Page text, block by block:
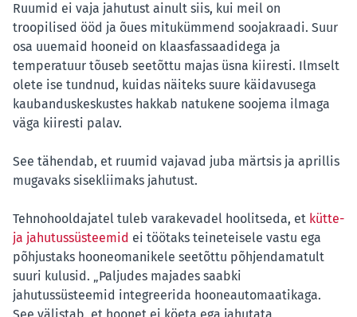
Ruumid ei vaja jahutust ainult siis, kui meil on
troopilised ööd ja õues mitukümmend soojakraadi. Suur
osa uuemaid hooneid on klaasfassaadidega ja
temperatuur tõuseb seetõttu majas üsna kiiresti. Ilmselt
olete ise tundnud, kuidas näiteks suure käidavusega
kaubanduskeskustes hakkab natukene soojema ilmaga
väga kiiresti palav.
See tähendab, et ruumid vajavad juba märtsis ja aprillis
mugavaks sisekliimaks jahutust.
Tehnohooldajatel tuleb varakevadel hoolitseda, et kütte-
ja jahutussüsteemid ei töötaks teineteisele vastu ega
põhjustaks hooneomanikele seetõttu põhjendamatult
suuri kulusid. „Paljudes majades saabki
jahutussüsteemid integreerida hooneautomaatikaga.